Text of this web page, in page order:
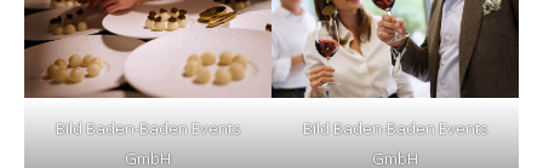
Bild Baden-Baden Events
GmbH
Bild Baden-Baden Events
GmbH